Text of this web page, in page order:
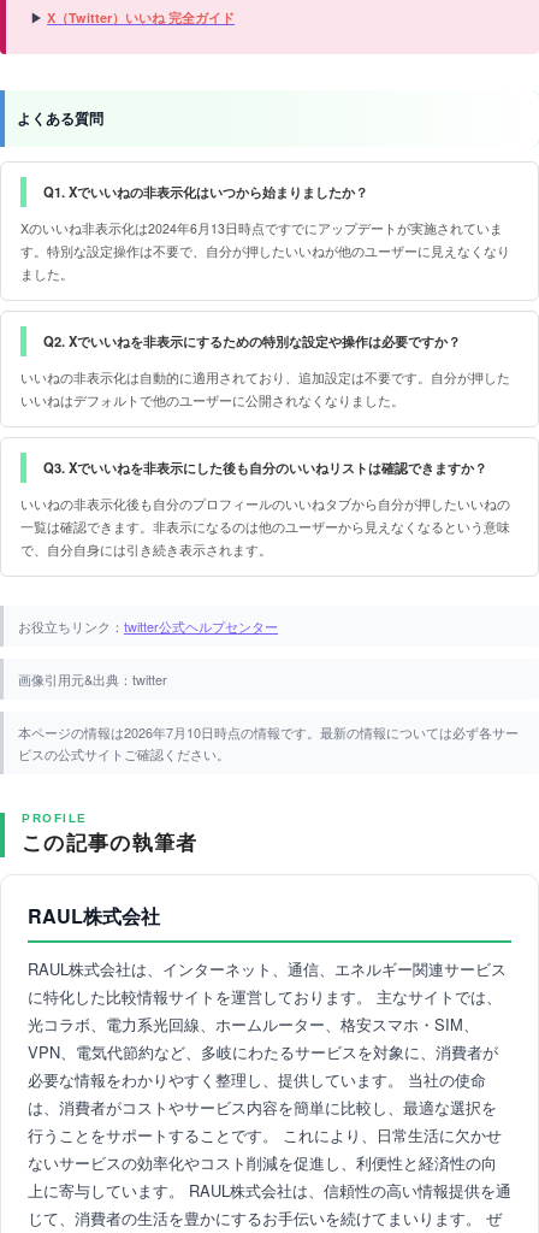
▶ X（Twitter）いいね 完全ガイド
よくある質問
Q1. Xでいいねの非表示化はいつから始まりましたか？
Xのいいね非表示化は2024年6月13日時点ですでにアップデートが実施されていま
す。特別な設定操作は不要で、自分が押したいいねが他のユーザーに見えなくなり
ました。
Q2. Xでいいねを非表示にするための特別な設定や操作は必要ですか？
いいねの非表示化は自動的に適用されており、追加設定は不要です。自分が押した
いいねはデフォルトで他のユーザーに公開されなくなりました。
Q3. Xでいいねを非表示にした後も自分のいいねリストは確認できますか？
いいねの非表示化後も自分のプロフィールのいいねタブから自分が押したいいねの
一覧は確認できます。非表示になるのは他のユーザーから見えなくなるという意味
で、自分自身には引き続き表示されます。
お役立ちリンク： twitter公式ヘルプセンター
画像引用元&出典：twitter
本ページの情報は2026年7月10日時点の情報です。最新の情報については必ず各サー
ビスの公式サイトご確認ください。
PROFILE
この記事の執筆者
RAUL株式会社
RAUL株式会社は、インターネット、通信、エネルギー関連サービス
に特化した比較情報サイトを運営しております。 主なサイトでは、
光コラボ、電力系光回線、ホームルーター、格安スマホ・SIM、
VPN、電気代節約など、多岐にわたるサービスを対象に、消費者が
必要な情報をわかりやすく整理し、提供しています。 当社の使命
は、消費者がコストやサービス内容を簡単に比較し、最適な選択を
行うことをサポートすることです。 これにより、日常生活に欠かせ
ないサービスの効率化やコスト削減を促進し、利便性と経済性の向
上に寄与しています。 RAUL株式会社は、信頼性の高い情報提供を通
じて、消費者の生活を豊かにするお手伝いを続けてまいります。 ぜ